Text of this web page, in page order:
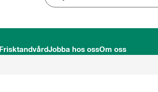
FrisktandvårdJobba hos ossOm oss